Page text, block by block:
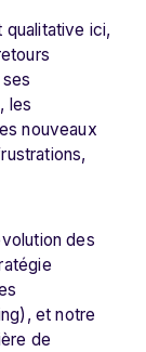
qualitative ici,
les
nouveaux
des
et notre
de